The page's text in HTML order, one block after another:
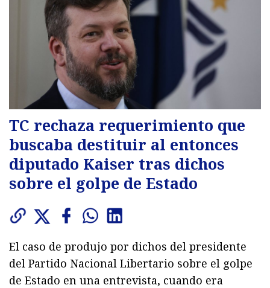
TC rechaza requerimiento que
buscaba destituir al entonces
diputado Kaiser tras dichos
sobre el golpe de Estado
El caso de produjo por dichos del presidente
del Partido Nacional Libertario sobre el golpe
de Estado en una entrevista, cuando era